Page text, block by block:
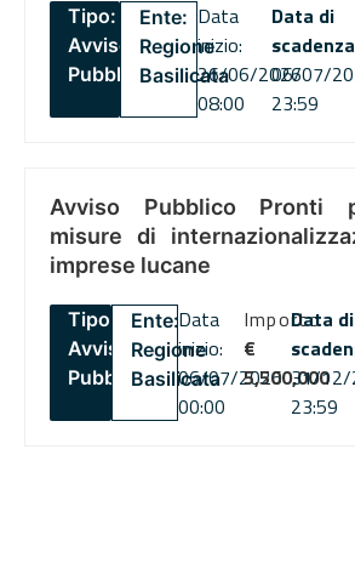
Tipo:
Avviso
Pubblico
Ente:
Regione
Basilicata
Data
inizio:
26/06/2026
08:00
Data di
scadenza
06/07/
23:59
Avviso Pubblico Pronti
misure di
imprese lucane
Tipo:
Avviso
Pubblico
Ente:
Regione
Basilicata
Data
inizio:
06/07/2026
00:00
Importo
€
5,500,000
Data di
31/
23:59